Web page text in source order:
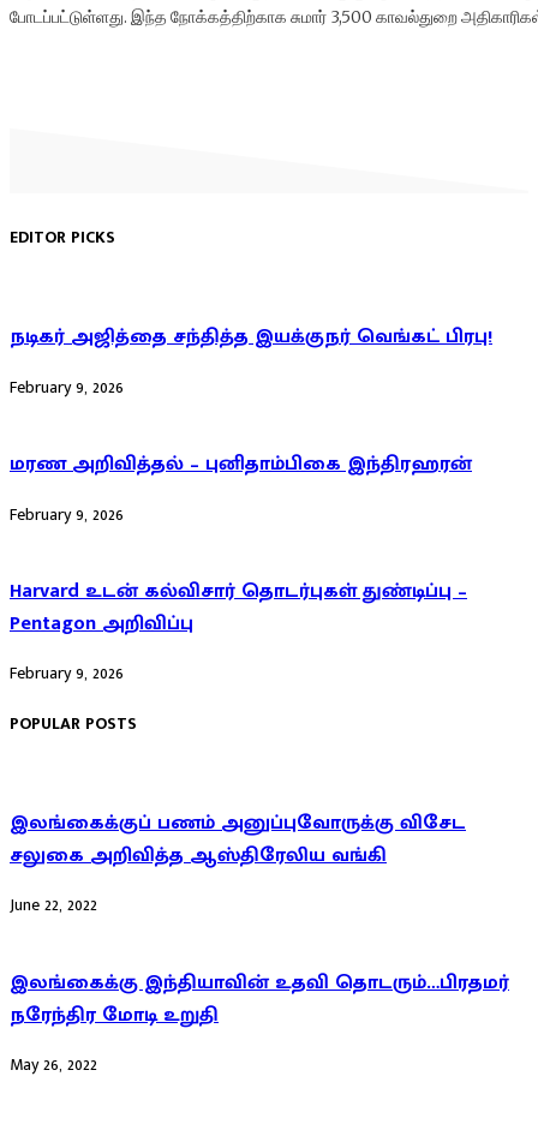
போடப்பட்டுள்ளது. இந்த நோக்கத்திற்காக சுமார் 3,500 காவல்துறை
EDITOR PICKS
நடிகர் அஜித்தை சந்தித்த இயக்குநர் வெங்கட் பிரபு!
February 9, 2026
மரண அறிவித்தல் – புனிதாம்பிகை இந்திரஹரன்
February 9, 2026
Harvard உடன் கல்விசார் தொடர்புகள் துண்டிப்பு –
Pentagon அறிவிப்பு
February 9, 2026
POPULAR POSTS
இலங்கைக்குப் பணம் அனுப்புவோருக்கு விசேட
சலுகை அறிவித்த ஆஸ்திரேலிய வங்கி
June 22, 2022
இலங்கைக்கு இந்தியாவின் உதவி தொடரும்…பிரதமர்
நரேந்திர மோடி உறுதி
May 26, 2022